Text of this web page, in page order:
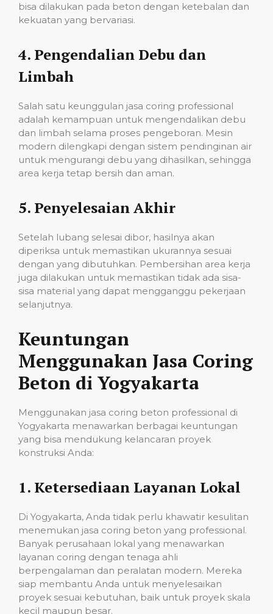
bisa dilakukan pada beton dengan ketebalan dan
kekuatan yang bervariasi.
4. Pengendalian Debu dan
Limbah
Salah satu keunggulan jasa coring professional
adalah kemampuan untuk mengendalikan debu
dan limbah selama proses pengeboran. Mesin
modern dilengkapi dengan sistem pendinginan air
untuk mengurangi debu yang dihasilkan, sehingga
area kerja tetap bersih dan aman.
5. Penyelesaian Akhir
Setelah lubang selesai dibor, hasilnya akan
diperiksa untuk memastikan ukurannya sesuai
dengan yang dibutuhkan. Pembersihan area kerja
juga dilakukan untuk memastikan tidak ada sisa-
sisa material yang dapat mengganggu pekerjaan
selanjutnya.
Keuntungan
Menggunakan Jasa Coring
Beton di Yogyakarta
Menggunakan jasa coring beton professional di
Yogyakarta menawarkan berbagai keuntungan
yang bisa mendukung kelancaran proyek
konstruksi Anda:
1. Ketersediaan Layanan Lokal
Di Yogyakarta, Anda tidak perlu khawatir kesulitan
menemukan jasa coring beton yang professional.
Banyak perusahaan lokal yang menawarkan
layanan coring dengan tenaga ahli
berpengalaman dan peralatan modern. Mereka
siap membantu Anda untuk menyelesaikan
proyek sesuai kebutuhan, baik untuk proyek skala
kecil maupun besar.